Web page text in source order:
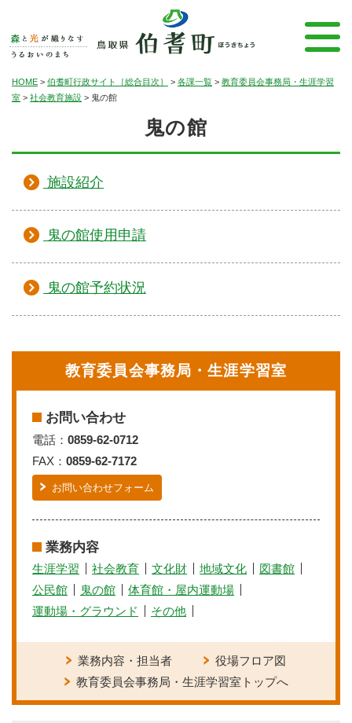
HOME > 伯耆町行政サイト［総合目次］ > 各課一覧 > 教育委員会事務局・生涯学習
室 > 社会教育施設 > 鬼の館
鬼の館
施設紹介
鬼の館使用申請
鬼の館予約状況
教育委員会事務局・生涯学習室
お問い合わせ
電話： 0859-62-0712
FAX： 0859-62-7172
お問い合わせフォーム
業務内容
生涯学習 社会教育 文化財 地域文化
図書館
公民館
鬼の館
体育館・屋内運動場
運動場・グラウンド
その他
業務内容・担当者
役場フロア図
教育委員会事務局・生涯学習室トップへ